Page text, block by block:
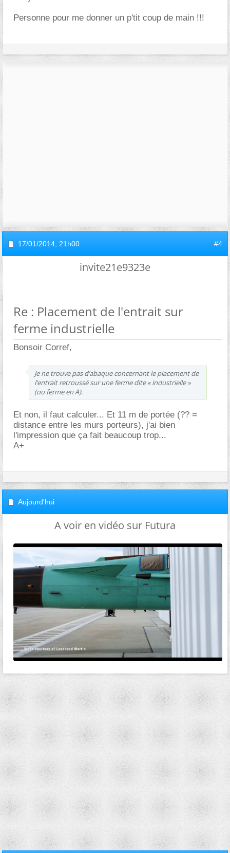
Personne pour me donner un p'tit coup de main !!!
17/01/2014, 21h00 #4
invite21e9323e
Re : Placement de l'entrait sur
ferme industrielle
Bonsoir Corref,
Je ne trouve pas d’abaque concernant le placement de
l’entrait retroussé sur une ferme dite « industrielle »
(ou ferme en A).
Et non, il faut calculer... Et 11 m de portée (?? =
distance entre les murs porteurs), j'ai bien
l'impression que ça fait beaucoup trop...
A+
Aujourd'hui
A voir en vidéo sur Futura